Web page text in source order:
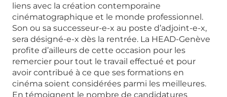
liens avec la création contemporaine
cinématographique et le monde professionnel.
Son ou sa successeur-e-x au poste d’adjoint-e-x,
sera désigné-e-x dès la rentrée. La HEAD-Genève
profite d’ailleurs de cette occasion pour les
remercier pour tout le travail effectué et pour
avoir contribué à ce que ses formations en
cinéma soient considérées parmi les meilleures.
En témoignent le nombre de candidatures